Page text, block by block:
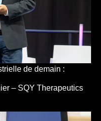
de demain :
– SQY Therapeutics